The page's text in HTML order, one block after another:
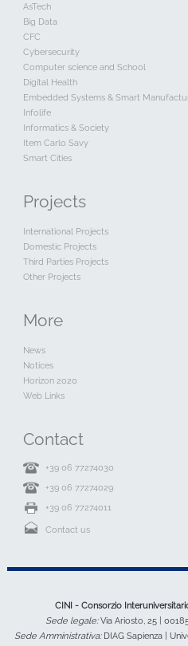
AsTech
Big Data
CFC
Cybersecurity
Computer science and School
Digital Health
Embedded Systems & Smart
Infolife
Informatics & Society
Item Carlo Savy
Smart Cities
Projects
International Projects
Domestic Projects
Third Parties Projects
Other Projects
More
News
Notices
Horizon 2020
Web Links
Contact
+39 06 77274030
+39 06 77274029
+39 06 77274011
Contact us
CINI - Consorzio
Sede legale:Via Ariosto, 25 |
Sede Amministrativa:DIAG Sapienza |